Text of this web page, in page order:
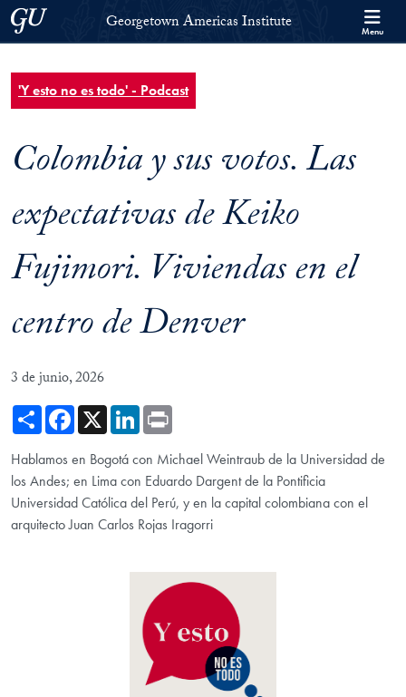
Skip to Georgetown Americas Institute Full Site Menu
Skip to main content
Georgetown UniversityGeorgetown Americas Institute Menu
'Y esto no es todo' - Podcast
Colombia y sus votos. Las
expectativas de Keiko
Fujimori. Viviendas en el
centro de Denver
3 de junio, 2026
ShareFacebook
X LinkedIn
Hablamos en Bogotá con Michael Weintraub de la Universidad de
los Andes; en Lima con Eduardo Dargent de la Pontificia
Universidad Católica del Perú, y en la capital colombiana con el
arquitecto Juan Carlos Rojas Iragorri